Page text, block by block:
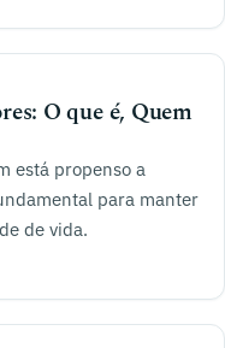
O que é, Quem
está propenso a
para manter
de vida.